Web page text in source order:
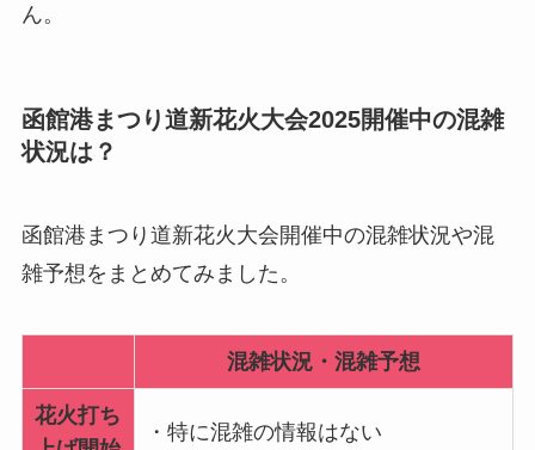
ん。
函館港まつり道新花火大会2025開催中の混雑
状況は？
函館港まつり道新花火大会開催中の混雑状況や混
雑予想をまとめてみました。
混雑状況・混雑予想
花火打ち
・特に混雑の情報はない